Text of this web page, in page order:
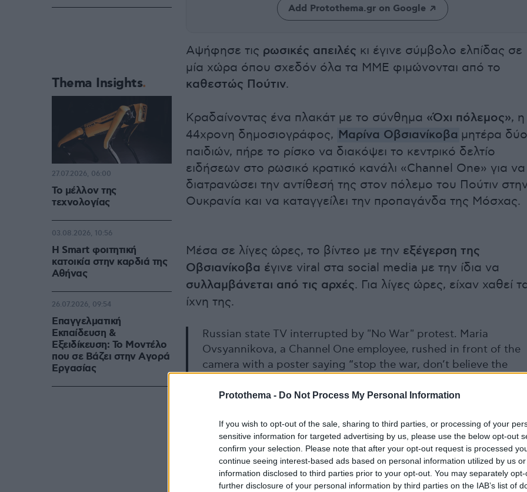
Protothema - Do Not Process My Personal Information
If you wish to opt-out of the sale, sharing to third parties, or processing of your
sensitive information for targeted advertising by us, please use the below opt-out
confirm your selection. Please note that after your opt-out request is processed
continue seeing interest-based ads based on personal information utilized by us
information disclosed to third parties prior to your opt-out. You may separately
further disclosure of your personal information by third parties on the IAB’s list of
Add Protothema.gr on Google
Αψήφησε τις ρωσικές απειλές κι έγινε σύμβολο ελπίδας σε
μία χώρα όπου σχεδόν όλα τα ΜΜΕ φιμώνονται από το
καθεστώς Πούτιν.
Κραδαίνοντας ένα πλακάτ με το σύνθημα «Όχι πόλεμος», η
44χρονη δημοσιογράφος, Μαρίνα Οβσιανίκοβα μητέρα δύο
παιδιών, πήρε το ρίσκο να διακόψει το κεντρικό δελτίο
ειδήσεων στο ρωσικό κρατικό κανάλι «Channel One» για να
διατρανώσει την αντίθεσή της στον πόλεμο του Πούτιν
Ουκρανία και να καταγγείλει την προπαγάνδα της Μόσχας.
Μέσα σε λίγες ώρες, το βίντεο με την εξέγερση της
Οβσιανίκοβα έγινε viral στα social media με την ίδια να
συλλαμβάνεται από τις αρχές. Για λίγες ώρες, είχαν χαθεί
ίχνη της.
Russian state TV interrupted by "No War" protest. Maria
Ovsyannikova, a Channel One employee, rushed in front of the
camera with a poster saying “stop the war, don’t believe the
Thema Insights
Το μέλλον της
τεχνολογίας
27.07.2026, 06:00
Η Smart φοιτητική
κατοικία στην καρδιά της
Αθήνας
03.08.2026, 10:56
Επαγγελματική
Εκπαίδευση &
Εξειδίκευση: Το Mοντέλο
που σε Bάζει στην Aγορά
Eργασίας
26.07.2026, 09:54